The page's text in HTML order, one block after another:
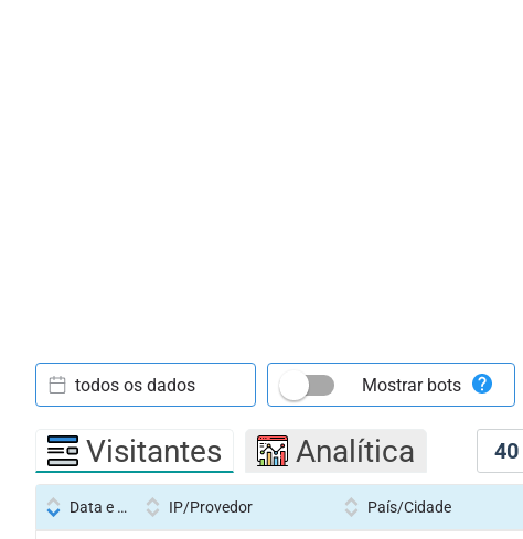
40
todos os dados Mostrar bots
Visitantes Analítica
Data e hora IP/Provedor País/Cidade